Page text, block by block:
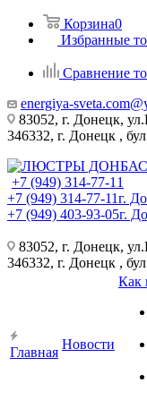
Корзина0
Избранные
Сравнение
energiya-
83052, г. Донецк,
346332, г. Донецк ,
+7 (949) 314-77-11
+7 (949) 314-77-11г.
+7 (949) 403-93-05г.
83052, г. Донецк,
346332, г. Донецк ,
Главная
Новости
Как